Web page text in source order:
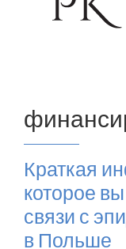
Краткая
которое
связи с
в Польше